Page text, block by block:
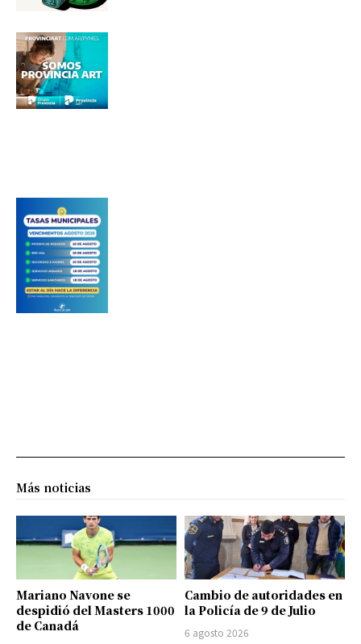
Más noticias
Mariano Navone se
despidió del Masters 1000
de Canadá
Cambio de autoridades en
la Policía de 9 de Julio
6 agosto 2026